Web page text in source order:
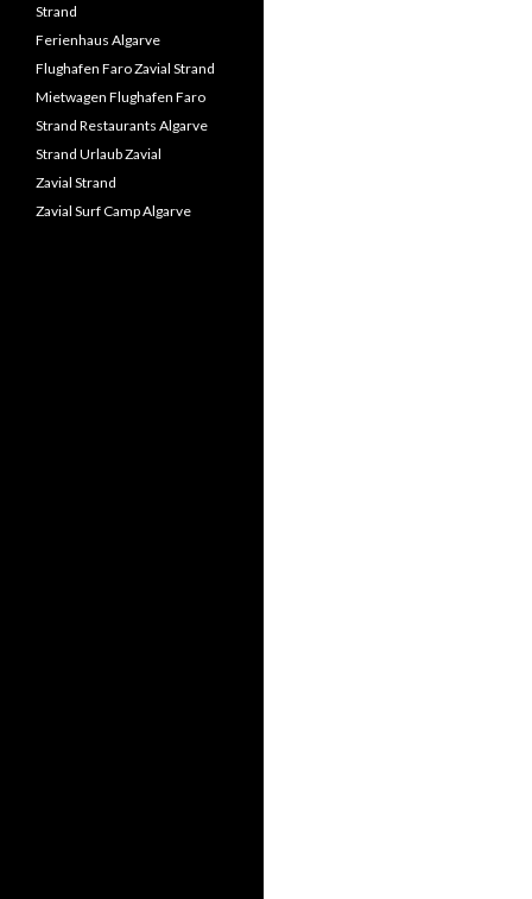
Strand
Ferienhaus Algarve
Flughafen Faro Zavial Strand
Mietwagen Flughafen Faro
Strand Restaurants Algarve
Strand Urlaub Zavial
Zavial Strand
Zavial Surf Camp Algarve